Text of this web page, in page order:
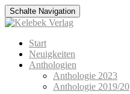
Schalte Navigation
Zum
Inhalt
springen
Start
Neuigkeiten
Anthologien
Anthologie 2023
Anthologie 2019/20